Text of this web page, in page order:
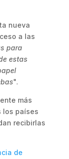
nueva
a las
para
estas
".
más
los países
recibirlas
de